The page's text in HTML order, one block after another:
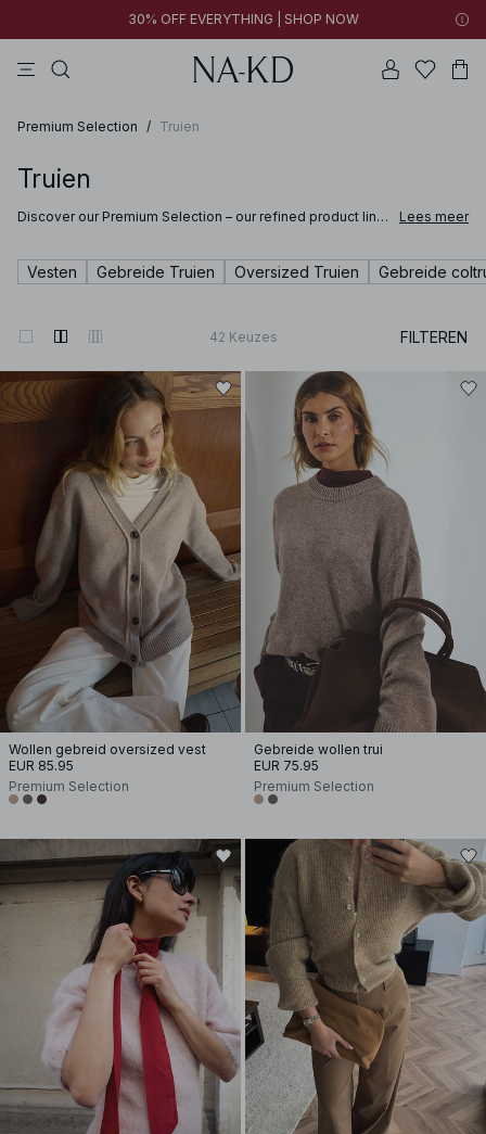
30% OFF EVERYTHING | SHOP NOW
Premium Selection / Truien
Truien
Discover our Premium Selection – our refined product line
these pieces are designed to bring comfort and refined
style to your wardrobe.
Lees meer
Vesten Gebreide Truien Oversized Truien Gebreide
42 Keuzes FILTEREN
Wollen gebreid oversized vest
EUR 85.95
Premium Selection
Gebreide wollen trui
EUR 75.95
Premium Selection